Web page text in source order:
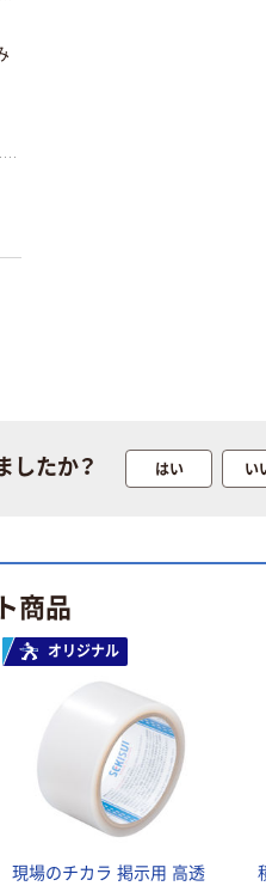
したか？ はい い
商品
オリジナル
現場のチカラ 掲示用 高透